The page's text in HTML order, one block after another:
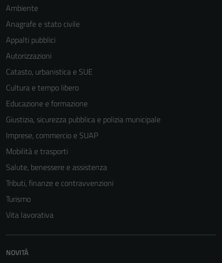
Ambiente
Anagrafe e stato civile
Appalti pubblici
Autorizzazioni
Catasto, urbanistica e SUE
Cultura e tempo libero
Educazione e formazione
Giustizia, sicurezza pubblica e polizia municipale
Imprese, commercio e SUAP
Mobilità e trasporti
Salute, benessere e assistenza
Tributi, finanze e contravvenzioni
Turismo
Vita lavorativa
NOVITÀ
possono
essere